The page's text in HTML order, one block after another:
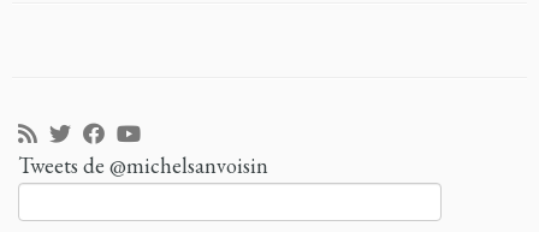
Tweets de @michelsanvoisin